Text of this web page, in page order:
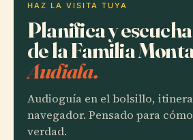
HAZ LA VISITA TUYA
Planifica y
de la Familia
Audiala.
Audioguía en el bolsillo,
navegador. Pensado para
verdad.